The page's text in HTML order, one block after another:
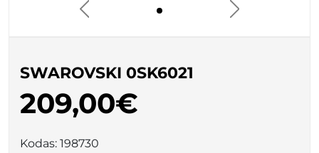
SWAROVSKI 0SK6021
209,00€
Kodas: 198730